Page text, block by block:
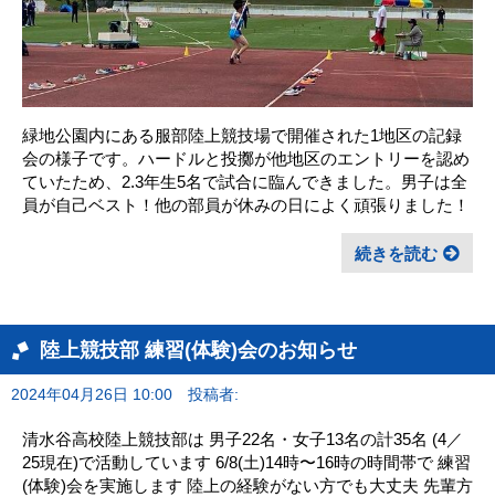
緑地公園内にある服部陸上競技場で開催された1地区の記録
会の様子です。ハードルと投擲が他地区のエントリーを認め
ていたため、2.3年生5名で試合に臨んできました。男子は全
員が自己ベスト！他の部員が休みの日によく頑張りました！
続きを読む
陸上競技部 練習(体験)会のお知らせ
2024年04月26日 10:00 投稿者:
清水谷高校陸上競技部は 男子22名・女子13名の計35名 (4／
25現在)で活動しています 6/8(土)14時〜16時の時間帯で 練習
(体験)会を実施します 陸上の経験がない方でも大丈夫 先輩方